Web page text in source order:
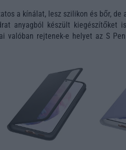
a kínálat, lesz szilikon és bőr, de
anyagból készült kiegészítőket
valóban rejtenek-e helyet az S